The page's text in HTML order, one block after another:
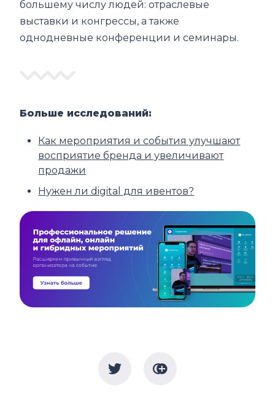
большему числу людей: отраслевые
выставки и конгрессы, а также
однодневные конференции и семинары.
Больше исследований:
Как мероприятия и события улучшают
восприятие бренда и увеличивают
продажи
Нужен ли digital для ивентов?